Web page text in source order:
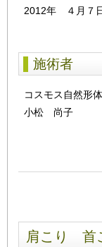
2012年 ４月７
施術者
コスモス自然形
小松 尚子
肩こり 首